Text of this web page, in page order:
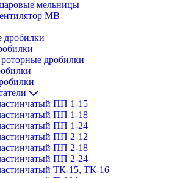
мельницы
МВ
дробилки
дробилки
ПП 1-15
ПП 1-18
ПП 1-24
ПП 2-12
ПП 2-18
ПП 2-24
ТК-15, ТК-16